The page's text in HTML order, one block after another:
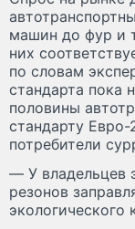
машин до фур и
них
по словам
стандарта пока
половины
стандарту
потребители
— У владельцев
резонов
экологического